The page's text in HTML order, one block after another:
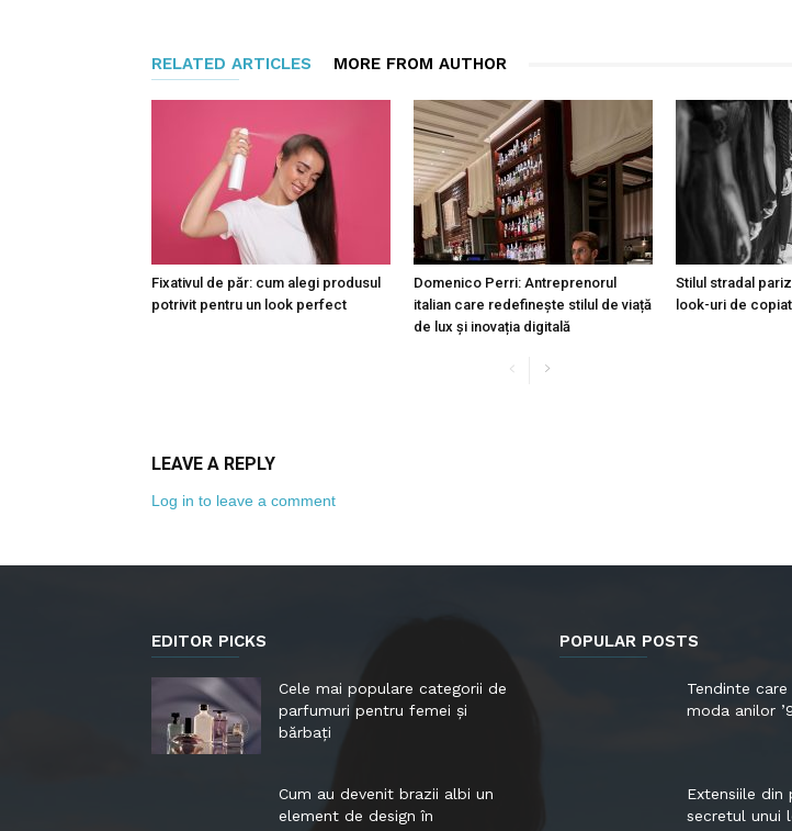
RELATED ARTICLES MORE FROM AUTHOR
Fixativul de păr: cum alegi produsul
potrivit pentru un look perfect
Domenico Perri: Antreprenorul
italian care redefinește stilul de viață
de lux și inovația digitală
Stilul stradal
look-uri de copiat
LEAVE A REPLY
Log in to leave a comment
EDITOR PICKS
Cele mai populare categorii de
parfumuri pentru femei și
bărbați
Cum au devenit brazii albi un
element de design în
POPULAR POSTS
Tendinte
moda anilor
Extensiile din
secretul unui